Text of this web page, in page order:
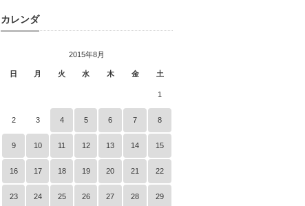
カレンダ
2015年8月
日 月 火 水 木 金 土
1
2 3 4 5 6 7 8
9 10 11 12 13 14 15
16 17 18 19 20 21 22
23 24 25 26 27 28 29